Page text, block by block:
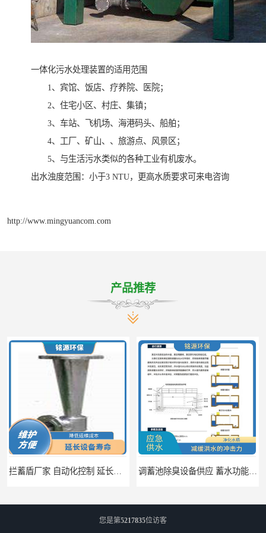
一体化污水处理装置的适用范围
1、宾馆、饭店、疗养院、医院；
2、住宅小区、村庄、集镇；
3、车站、飞机场、海港码头、船舶；
4、工厂、矿山、、旅游点、风景区；
5、与生活污水类似的各种工业有机废水。
出水浊度范围：小于3 NTU，更高水质要求可来电咨询
http://www.mingyuancom.com
产品推荐
您是第5217835位访客